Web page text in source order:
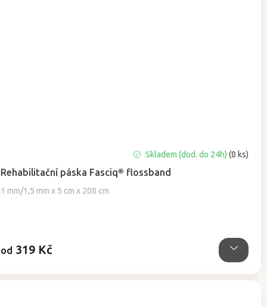
Rehabilitační páska Fasciq® flossband
1 mm/1,5 mm x 5 cm x 208 cm
Skladem (dod. do 24h) (8 ks)
od 319 Kč